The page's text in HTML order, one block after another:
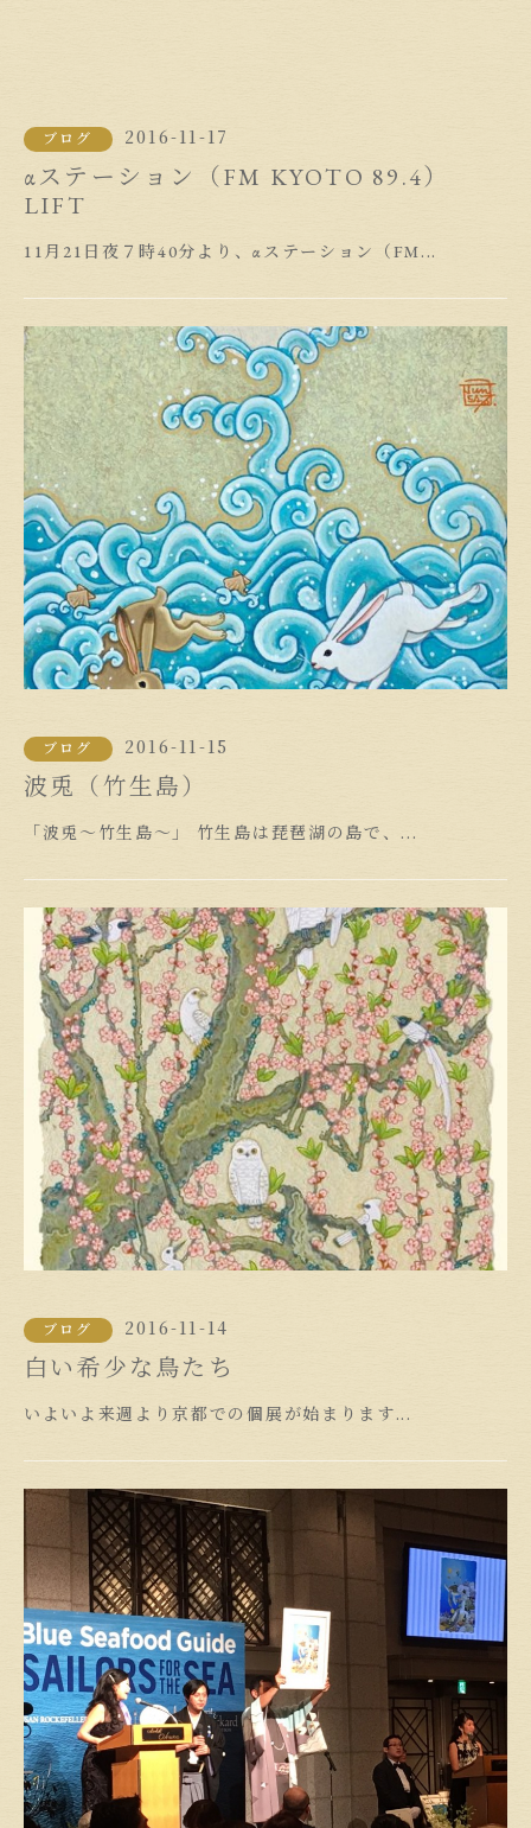
ブログ 2016-11-17
αステーション（FM KYOTO 89.4）
LIFT
11月21日夜７時40分より、αステーション（FM...
ブログ 2016-11-15
波兎（竹生島）
「波兎〜竹生島〜」 竹生島は琵琶湖の島で、...
ブログ 2016-11-14
白い希少な鳥たち
いよいよ来週より京都での個展が始まります...